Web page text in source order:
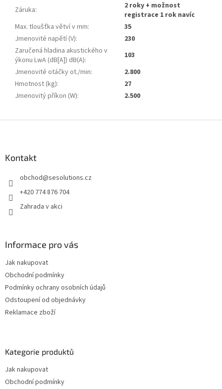
Záruka:
2 roky + možnost
registrace 1 rok navíc
Max. tloušťka větví v mm:
35
Jmenovité napětí (V):
230
Zaručená hladina akustického v
ýkonu LwA (dB[A]) dB(A):
103
Jmenovité otáčky ot./min:
2.800
Hmotnost (kg):
27
Jmenovitý příkon (W): 2.500
Kontakt
obchod@sesolutions.cz
+420 774 876 704
Zahrada v akci
Informace pro vás
Jak nakupovat
Obchodní podmínky
Podmínky ochrany osobních údajů
Odstoupení od objednávky
Reklamace zboží
Kategorie produktů
Jak nakupovat
Obchodní podmínky